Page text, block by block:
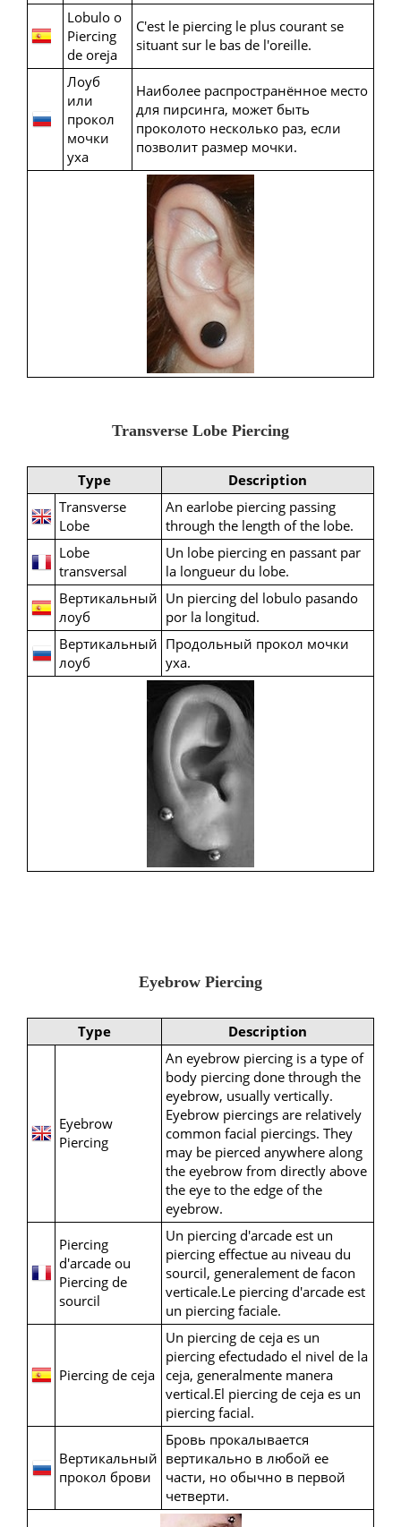
Lobulo o
Piercing
de oreja
C'est le piercing le plus courant se
situant sur le bas de l'oreille.
Лоуб
или
прокол
мочки
уха
Наиболее распространённое место
для пирсинга, может быть
проколото несколько раз, если
позволит размер мочки.
Transverse Lobe Piercing
Type
Description
Transverse
Lobe
An earlobe piercing passing
through the length of the lobe.
Lobe
transversal
Un lobe piercing en passant par
la longueur du lobe.
Вертикальный
лоуб
Un piercing del lobulo pasando
por la longitud.
Вертикальный
лоуб
Продольный прокол мочки
уха.
Eyebrow Piercing
Type Description
Eyebrow
Piercing
An eyebrow piercing is a type of
body piercing done through the
eyebrow, usually vertically.
Eyebrow piercings are relatively
common facial piercings. They
may be pierced anywhere along
the eyebrow from directly above
the eye to the edge of the
eyebrow.
Piercing
d'arcade ou
Piercing de
sourcil
Un piercing d'arcade est un
piercing effectue au niveau du
sourcil, generalement de facon
verticale.Le piercing d'arcade est
un piercing faciale.
Piercing de ceja
Un piercing de ceja es un
piercing efectudado el nivel de la
ceja, generalmente manera
vertical.El piercing de ceja es un
piercing facial.
Вертикальный
прокол брови
Бровь прокалывается
вертикально в любой ее
части, но обычно в первой
четверти.